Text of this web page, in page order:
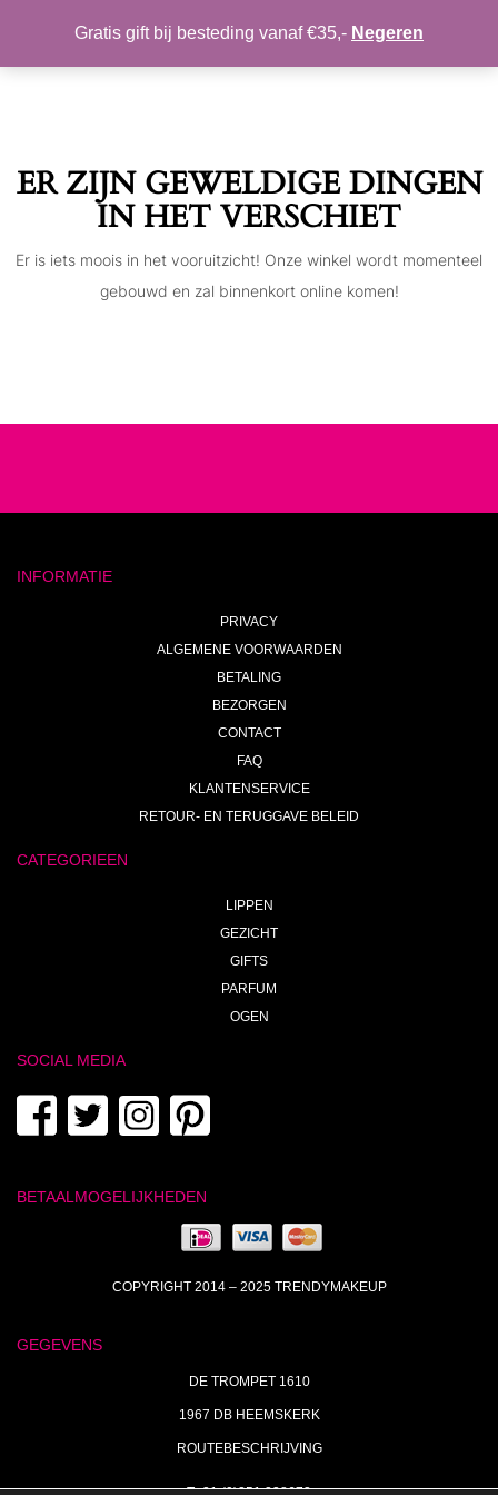
Toggle
MIJN ACCOUNT VERLANGLIJST
ER ZIJN GEWELDIGE DINGEN
IN HET VERSCHIET
Er is iets moois in het vooruitzicht! Onze winkel wordt momenteel
gebouwd en zal binnenkort online komen!
INFORMATIE
PRIVACY
ALGEMENE VOORWAARDEN
BETALING
BEZORGEN
CONTACT
FAQ
KLANTENSERVICE
RETOUR- EN TERUGGAVE BELEID
CATEGORIEEN
LIPPEN
GEZICHT
GIFTS
PARFUM
OGEN
SOCIAL MEDIA
BETAALMOGELIJKHEDEN
COPYRIGHT 2014 – 2025 TRENDYMAKEUP
GEGEVENS
DE TROMPET 1610
1967 DB HEEMSKERK
ROUTEBESCHRIJVING
Gratis gift bij besteding vanaf €35,- Negeren